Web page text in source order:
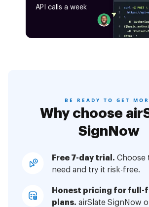
API calls a week
BE READY TO GET
Why choose
SignNow
Free 7-day trial. Choose
need and try it risk-free.
Honest pricing for full-
plans. airSlate SignNow